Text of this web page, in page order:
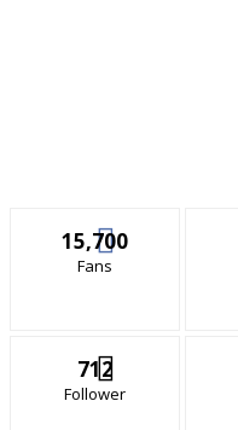
15,700
Fans
712
Follower